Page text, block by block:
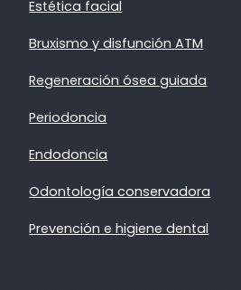
Estética facial
Bruxismo y disfunción ATM
Regeneración ósea guiada
Periodoncia
Endodoncia
Odontología conservadora
Prevención e higiene dental